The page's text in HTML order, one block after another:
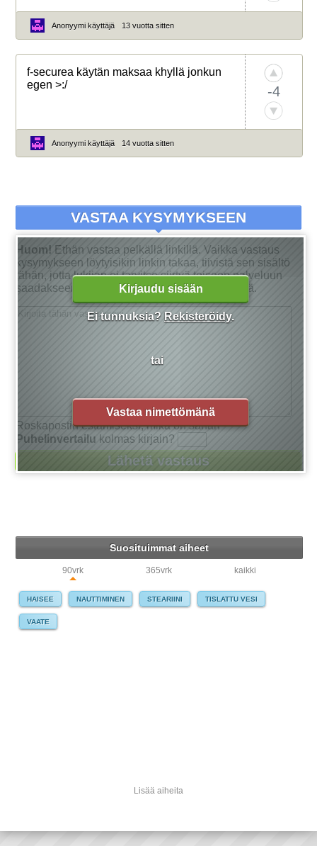
Anonyymi käyttäjä 13 vuotta sitten
f-securea käytän maksaa khyllä jonkun
egen >:/
-4
Anonyymi käyttäjä 14 vuotta sitten
Kirjaudu sisään
Ei tunnuksia? Rekisteröidy.
tai
Vastaa nimettömänä
VASTAA KYSYMYKSEEN
Huom! Ethän vastaa pelkällä linkillä. Vaikka vastaus
kysymykseen löytyisikin linkin takaa, tiivistä sen sisältö
tähän, jotta lukijan ei tarvitse siirtyä toiseen palveluun
saadakseen tarkan vastauksen kysymykseensä.
Roskapostin estämiseksi, mikä on sanan
Puhelinvertailu kolmas kirjain?
Suosituimmat aiheet
90vrk 365vrk kaikki
HAISEE NAUTTIMINEN STEARIINI TISLATTU VESI
VAATE
Lisää aiheita